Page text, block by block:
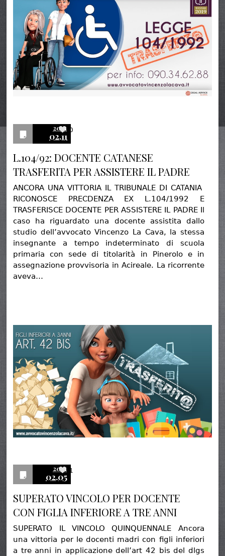
2021
02.11
0
L.104/92: DOCENTE CATANESE
TRASFERITA PER ASSISTERE IL PADRE
ANCORA UNA VITTORIA IL TRIBUNALE DI CATANIA
RICONOSCE PRECDENZA EX L.104/1992 E
TRASFERISCE DOCENTE PER ASSISTERE IL PADRE Il
caso ha riguardato una docente assistita dallo
studio dell’avvocato Vincenzo La Cava, la stessa
insegnante a tempo indeterminato di scuola
primaria con sede di titolarità in Pinerolo e in
assegnazione provvisoria in Acireale. La ricorrente
aveva…
2021
02.05
1
SUPERATO VINCOLO PER DOCENTE
CON FIGLIA INFERIORE A TRE ANNI
SUPERATO IL VINCOLO QUINQUENNALE Ancora
una vittoria per le docenti madri con figli inferiori
a tre anni in applicazione dell’art 42 bis del dlgs